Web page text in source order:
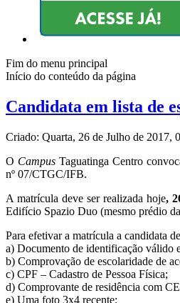
Fim do menu principal
Início do conteúdo da página
Candidata em lista de
Criado: Quarta, 26 de Julho de 2017,
O CampusTaguatinga Centro
nº 07/CTGC/IFB.
A matrícula deve ser realizada hoje,
Edifício Spazio Duo (mesmo prédio
Para efetivar a matrícula a candidata
a) Documento de identificação válido
b) Comprovação de escolaridade de
c) CPF – Cadastro de Pessoa Física;
d) Comprovante de residência com
e) Uma foto 3x4 recente;